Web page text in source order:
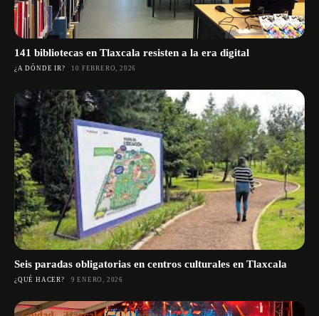
141 bibliotecas en Tlaxcala resisten a la era digital
¿A DÓNDE IR? 10 FEBRERO, 2026
Seis paradas obligatorias en centros culturales en Tlaxcala
¿QUÉ HACER? 9 ENERO, 2026